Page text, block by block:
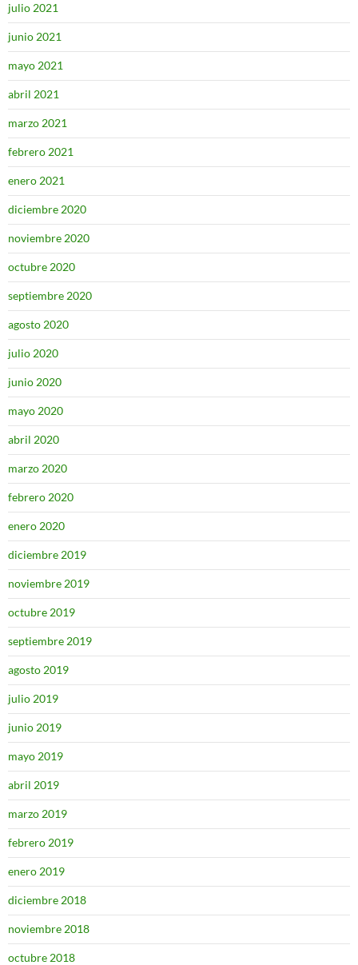
julio 2021
junio 2021
mayo 2021
abril 2021
marzo 2021
febrero 2021
enero 2021
diciembre 2020
noviembre 2020
octubre 2020
septiembre 2020
agosto 2020
julio 2020
junio 2020
mayo 2020
abril 2020
marzo 2020
febrero 2020
enero 2020
diciembre 2019
noviembre 2019
octubre 2019
septiembre 2019
agosto 2019
julio 2019
junio 2019
mayo 2019
abril 2019
marzo 2019
febrero 2019
enero 2019
diciembre 2018
noviembre 2018
octubre 2018